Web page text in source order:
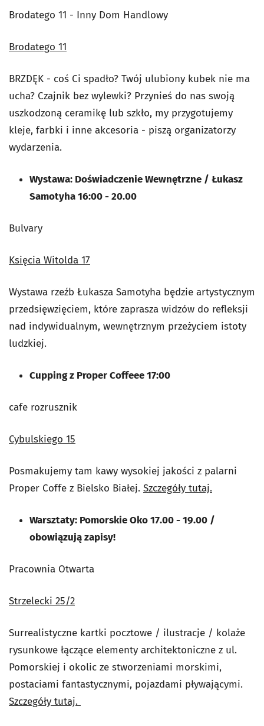
Brodatego 11 - Inny Dom Handlowy
Brodatego 11
BRZDĘK - coś Ci spadło? Twój ulubiony kubek nie ma
ucha? Czajnik bez wylewki? Przynieś do nas swoją
uszkodzoną ceramikę lub szkło, my przygotujemy
kleje, farbki i inne akcesoria - piszą organizatorzy
wydarzenia.
Wystawa: Doświadczenie Wewnętrzne / Łukasz
Samotyha 16:00 - 20.00
Bulvary
Księcia Witolda 17
Wystawa rzeźb Łukasza Samotyha będzie artystycznym
przedsięwzięciem, które zaprasza widzów do refleksji
nad indywidualnym, wewnętrznym przeżyciem istoty
ludzkiej.
Cupping z Proper Coffeee 17:00
cafe rozrusznik
Cybulskiego 15
Posmakujemy tam kawy wysokiej jakości z palarni
Proper Coffe z Bielsko Białej. Szczegóły tutaj.
Warsztaty: Pomorskie Oko 17.00 - 19.00 /
obowiązują zapisy!
Pracownia Otwarta
Strzelecki 25/2
Surrealistyczne kartki pocztowe / ilustracje / kolaże
rysunkowe łączące elementy architektoniczne z ul.
Pomorskiej i okolic ze stworzeniami morskimi,
postaciami fantastycznymi, pojazdami pływającymi.
Szczegóły tutaj.